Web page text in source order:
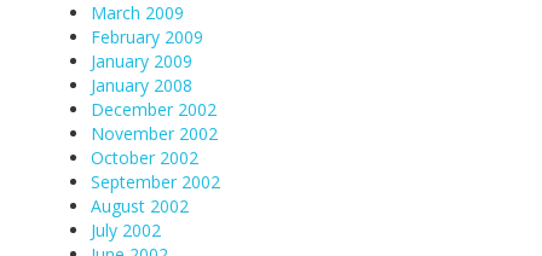
March 2009
February 2009
January 2009
January 2008
December 2002
November 2002
October 2002
September 2002
August 2002
July 2002